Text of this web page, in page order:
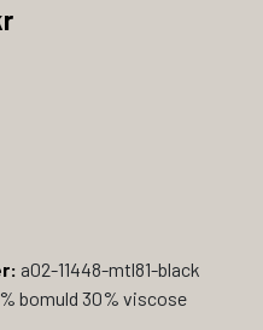
a02-11448-mtl81-black
bomuld 30% viscose